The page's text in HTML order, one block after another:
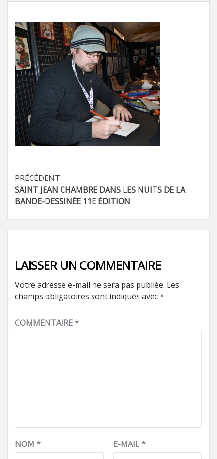
Navigation
d’article
PRÉCÉDENT
SAINT JEAN CHAMBRE DANS LES NUITS DE LA
BANDE-DESSINÉE 11E ÉDITION
LAISSER UN COMMENTAIRE
Votre adresse e-mail ne sera pas publiée. Les
champs obligatoires sont indiqués avec*
COMMENTAIRE*
NOM * E-MAIL*